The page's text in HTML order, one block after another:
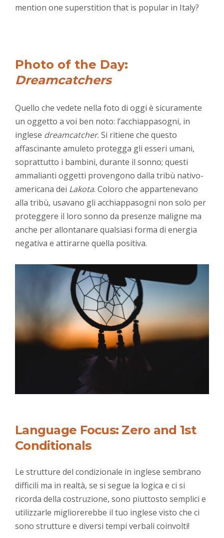
mention one superstition that is popular in Italy?
Photo of the Day:
Dreamcatchers
Quello che vedete nella foto di oggi è sicuramente
un oggetto a voi ben noto: l’acchiappasogni, in
inglese dreamcatcher. Si ritiene che questo
affascinante amuleto protegga gli esseri umani,
soprattutto i bambini, durante il sonno; questi
ammalianti oggetti provengono dalla tribù nativo-
americana dei Lakota. Coloro che appartenevano
alla tribù, usavano gli acchiappasogni non solo per
proteggere il loro sonno da presenze maligne ma
anche per allontanare qualsiasi forma di energia
negativa e attirarne quella positiva.
Language Focus: Zero and 1st
Conditionals
Le strutture del condizionale in inglese sembrano
difficili ma in realtà, se si segue la logica e ci si
ricorda della costruzione, sono piuttosto semplici e
utilizzarle migliorerebbe il tuo inglese visto che ci
sono strutture e diversi tempi verbali coinvolti!